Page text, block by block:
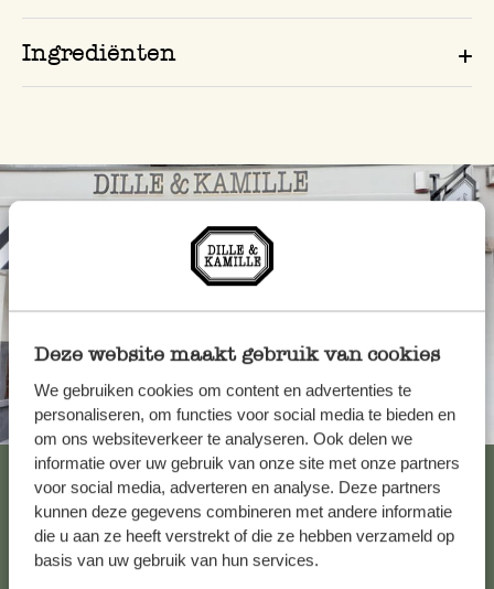
Deze website maakt gebruik van cookies
We gebruiken cookies om content en advertenties te
personaliseren, om functies voor social media te bieden en
om ons websiteverkeer te analyseren. Ook delen we
informatie over uw gebruik van onze site met onze partners
voor social media, adverteren en analyse. Deze partners
kunnen deze gegevens combineren met andere informatie
die u aan ze heeft verstrekt of die ze hebben verzameld op
basis van uw gebruik van hun services.
Ingrediënten
Altijd in de buurt
Bekijk alle 62 winkels
Klantenservice